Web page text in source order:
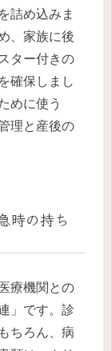
詰め込みま
、家族に後
ター付きの
確保しまし
めに使う
理と産後の
時の持ち
療機関との
」です。診
ちろん、病